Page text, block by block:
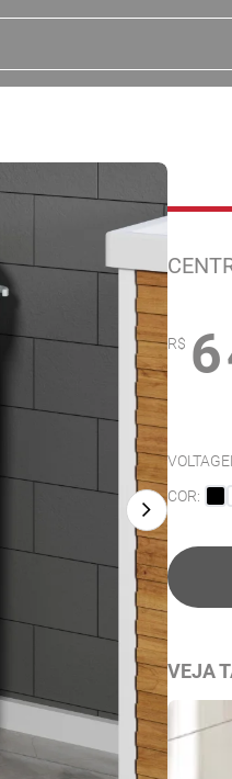
R$
COR:
VEJA